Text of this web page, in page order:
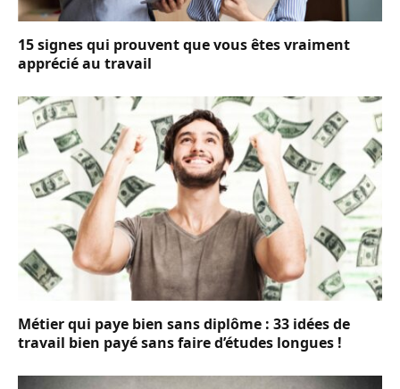
15 signes qui prouvent que vous êtes vraiment
apprécié au travail
Métier qui paye bien sans diplôme : 33 idées de
travail bien payé sans faire d’études longues !